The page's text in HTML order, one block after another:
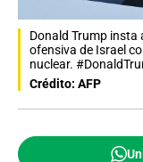
Donald Trump insta
ofensiva de Israel
nuclear.
Crédito: AFP